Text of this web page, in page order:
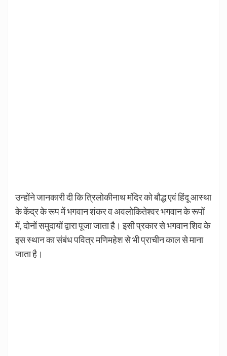
उन्होंने जानकारी दी कि त्रिलोकीनाथ मंदिर को बौद्ध एवं हिंदू आस्था
के केंद्र के रूप में भगवान शंकर व अवलोकितेश्वर भगवान के रूपों
में, दोनों समुदायों द्वारा पूजा जाता है। इसी प्रकार से भगवान शिव के
इस स्थान का संबंध पवित्र मणिमहेश से भी प्राचीन काल से माना
जाता है।